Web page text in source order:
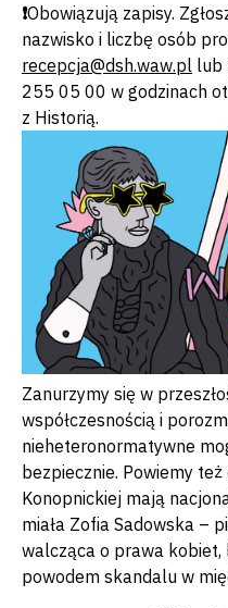
❗️Obowiązują zapisy.
nazwisko i liczbę osób
recepcja@dsh.waw.pl lub
255 05 00 w godzinach
z Historią.
Zanurzymy się w
współczesnością i
nieheteronormatywne
bezpiecznie. Powiemy
Konopnickiej mają
miała Zofia Sadowska –
walcząca o prawa kobiet,
powodem skandalu w